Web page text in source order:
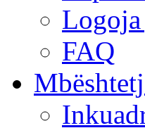
FAQ